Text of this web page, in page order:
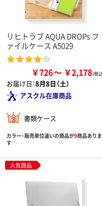
リヒトラブ AQUA DROPs フ
ァイルケース A5029
￥726 ￥2,178
お届け日：8月8日（土）
アスクル在庫商品
書類ケース
カラー・販売単位違いの商品が9商品ありま
す
人気商品